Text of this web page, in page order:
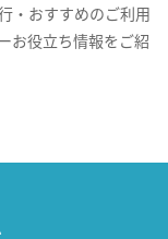
・おすすめのご利用
お役立ち情報をご紹